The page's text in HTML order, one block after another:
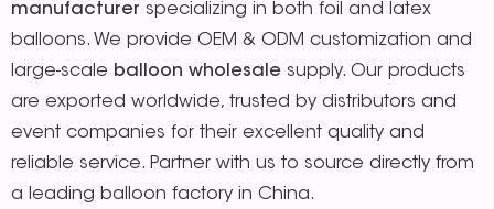
manufacturer specializing in both foil and latex
balloons. We provide OEM & ODM customization and
large-scale balloon wholesale supply. Our products
are exported worldwide, trusted by distributors and
event companies for their excellent quality and
reliable service. Partner with us to source directly from
a leading balloon factory in China.